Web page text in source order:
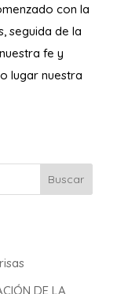
con la
seguida de la
fe y
lugar nuestra
DE LA